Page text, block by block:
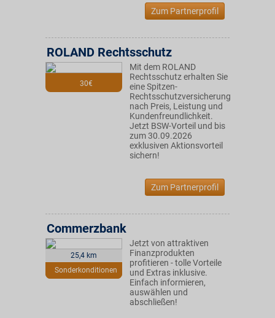
Zum Partnerprofil
30€
ROLAND Rechtsschutz
Mit dem ROLAND
Rechtsschutz erhalten Sie
eine Spitzen-
Rechtsschutzversicherung
nach Preis, Leistung und
Kundenfreundlichkeit.
Jetzt BSW-Vorteil und bis
zum 30.09.2026
exklusiven Aktionsvorteil
sichern!
Zum Partnerprofil
25,4 km
Sonderkonditionen
Commerzbank
Jetzt von attraktiven
Finanzprodukten
profitieren - tolle Vorteile
und Extras inklusive.
Einfach informieren,
auswählen und
abschließen!